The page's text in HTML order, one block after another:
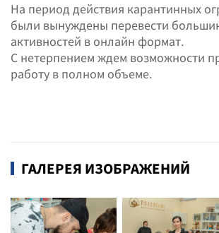
На период действия карантинных
были вынуждены перевести
активностей в онлайн формат.
С нетерпением ждем возможности
работу в полном объеме.
ГАЛЕРЕЯ ИЗОБРАЖЕНИЙ